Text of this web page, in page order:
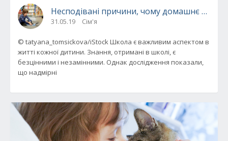
Несподівані причини, чому домашнє
31.05.19 Сім'я
© tatyana_tomsickova/iStock Школа є важливим аспектом в
житті кожної дитини. Знання, отримані в школі, є
безцінними і незамінними. Однак дослідження показали,
що надмірні